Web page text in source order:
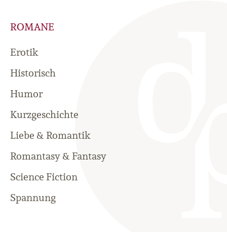
ROMANE
Erotik
Historisch
Humor
Kurzgeschichte
Liebe & Romantik
Romantasy & Fantasy
Science Fiction
Spannung